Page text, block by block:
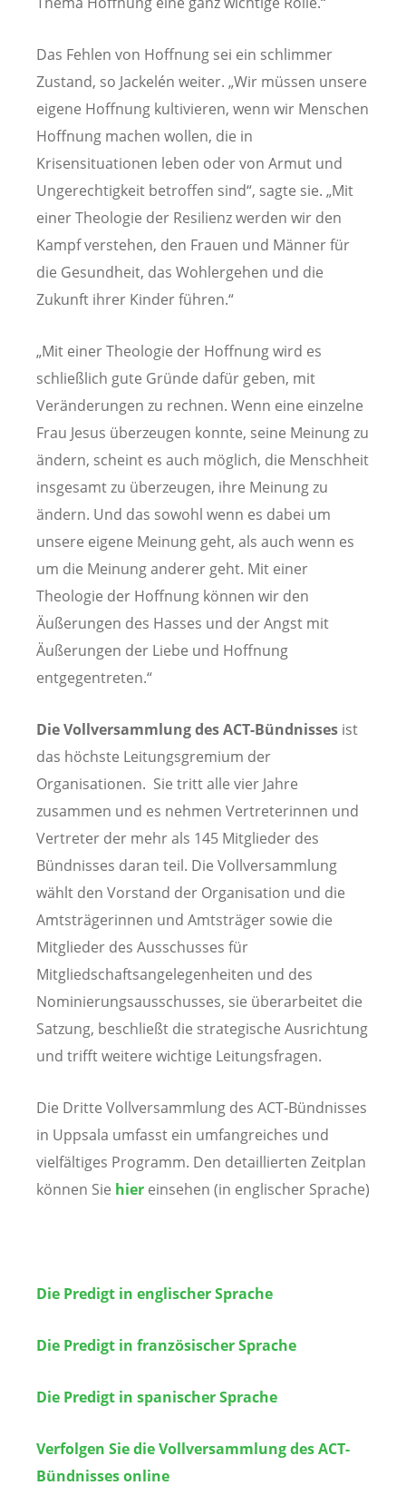
Das Fehlen von Hoffnung sei ein schlimmer
Zustand, so Jackelén weiter. „Wir müssen unsere
eigene Hoffnung kultivieren, wenn wir Menschen
Hoffnung machen wollen, die in
Krisensituationen leben oder von Armut und
Ungerechtigkeit betroffen sind“, sagte sie. „Mit
einer Theologie der Resilienz werden wir den
Kampf verstehen, den Frauen und Männer für
die Gesundheit, das Wohlergehen und die
Zukunft ihrer Kinder führen.“
„Mit einer Theologie der Hoffnung wird es
schließlich gute Gründe dafür geben, mit
Veränderungen zu rechnen. Wenn eine einzelne
Frau Jesus überzeugen konnte, seine Meinung zu
ändern, scheint es auch möglich, die Menschheit
insgesamt zu überzeugen, ihre Meinung zu
ändern. Und das sowohl wenn es dabei um
unsere eigene Meinung geht, als auch wenn es
um die Meinung anderer geht. Mit einer
Theologie der Hoffnung können wir den
Äußerungen des Hasses und der Angst mit
Äußerungen der Liebe und Hoffnung
entgegentreten.“
Die Vollversammlung des ACT-Bündnisses ist
das höchste Leitungsgremium der
Organisationen. Sie tritt alle vier Jahre
zusammen und es nehmen Vertreterinnen und
Vertreter der mehr als 145 Mitglieder des
Bündnisses daran teil. Die Vollversammlung
wählt den Vorstand der Organisation und die
Amtsträgerinnen und Amtsträger sowie die
Mitglieder des Ausschusses für
Mitgliedschaftsangelegenheiten und des
Nominierungsausschusses, sie überarbeitet die
Satzung, beschließt die strategische Ausrichtung
und trifft weitere wichtige Leitungsfragen.
Die Dritte Vollversammlung des ACT-Bündnisses
in Uppsala umfasst ein umfangreiches und
vielfältiges Programm. Den detaillierten Zeitplan
können Sie hier einsehen (in englischer Sprache)
Die Predigt in englischer Sprache
Die Predigt in französischer Sprache
Die Predigt in spanischer Sprache
Verfolgen Sie die Vollversammlung des ACT-
Bündnisses online